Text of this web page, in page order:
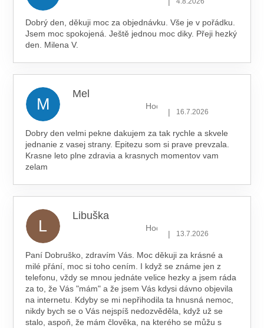
Dobrý den, děkuji moc za objednávku. Vše je v pořádku.
Jsem moc spokojená. Ještě jednou moc diky. Přeji hezký
den. Milena V.
M
Mel
Hodnocení obchodu je 5 z 5
| 16.7.2026
Dobry den velmi pekne dakujem za tak rychle a skvele
jednanie z vasej strany. Epitezu som si prave prevzala.
Krasne leto plne zdravia a krasnych momentov vam
zelam
L
Libuška
Hodnocení obchodu je 5 z 5
| 13.7.2026
Paní Dobruško, zdravím Vás. Moc děkuji za krásné a
milé přání, moc si toho cením. I když se známe jen z
telefonu, vždy se mnou jednáte velice hezky a jsem ráda
za to, že Vás "mám" a že jsem Vás kdysi dávno objevila
na internetu. Kdyby se mi nepřihodila ta hnusná nemoc,
nikdy bych se o Vás nejspíš nedozvěděla, když už se
stalo, aspoň, že mám člověka, na kterého se můžu s